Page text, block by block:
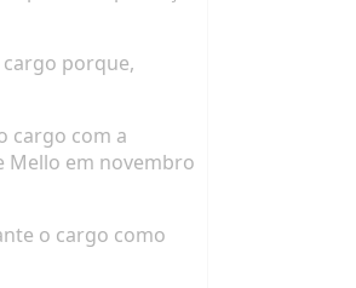
porque,
cargo com a
Mello em novembro
o cargo como